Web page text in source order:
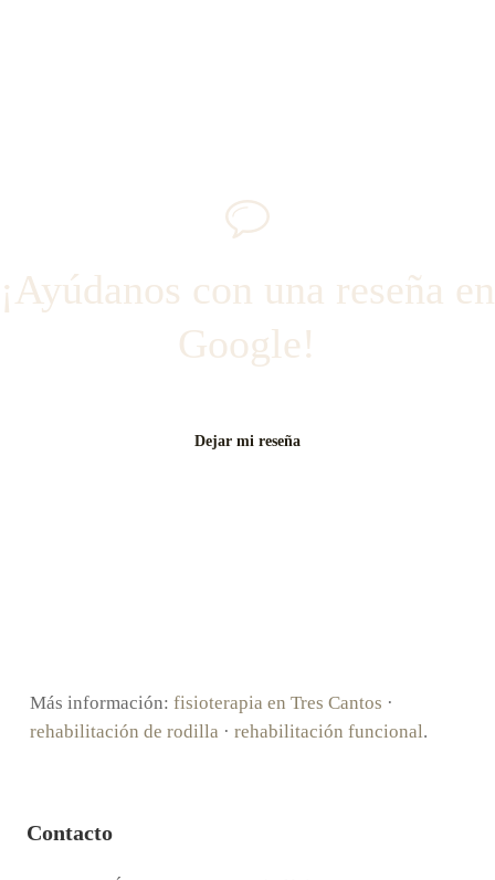
¡Ayúdanos con una reseña en
Google!
Dejar mi reseña
Más información: fisioterapia en Tres Cantos ·
rehabilitación de rodilla · rehabilitación funcional.
Contacto